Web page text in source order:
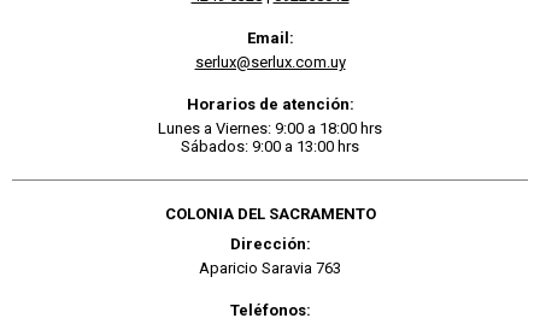
Email:
serlux@serlux.com.uy
Horarios de atención:
Lunes a Viernes: 9:00 a 18:00 hrs
Sábados: 9:00 a 13:00 hrs
COLONIA DEL SACRAMENTO
Dirección:
Aparicio Saravia 763
Teléfonos: